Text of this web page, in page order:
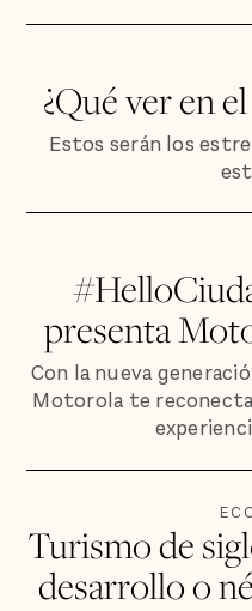
¿Qué ver en
Estos serán los
presenta
Con la nueva
Motorola te
Turismo de
desarrollo o